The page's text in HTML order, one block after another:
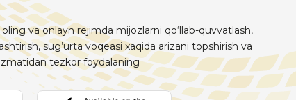
va onlayn rejimda mijozlarni qo‘llab-quvvatlash,
sug’urta voqeasi xaqida arizani topshirish va
tezkor foydalaning